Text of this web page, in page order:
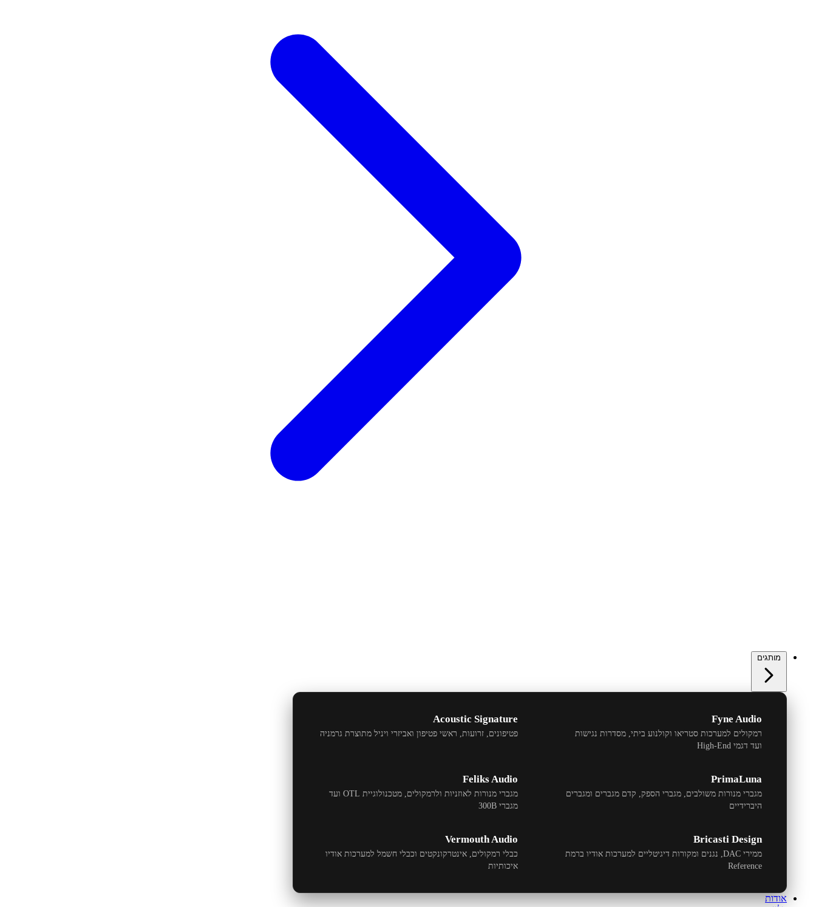
מותגים
Fyne Audio
רמקולים למערכות סטריאו וקולנוע ביתי, מסדרות נגישות
ועד דגמי High-End
Acoustic Signature
פטיפונים, זרועות, ראשי פטיפון ואביזרי ויניל מתוצרת גרמניה
PrimaLuna
מגברי מנורות משולבים, מגברי הספק, קדם מגברים ומגברים
היברידיים
Feliks Audio
מגברי מנורות לאוזניות ולרמקולים, מטכנולוגיית OTL ועד
מגברי 300B
Bricasti Design
ממירי DAC, נגנים ומקורות דיגיטליים למערכות אודיו ברמת
Reference
Vermouth Audio
כבלי רמקולים, אינטרקונקטים וכבלי חשמל למערכות אודיו
איכותיות
אודות